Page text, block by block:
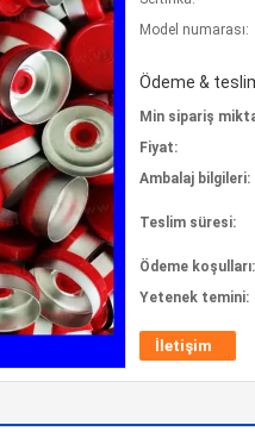
Model numarası:
Ödeme &
Min sipariş
Fiyat:
Ambalaj bilgileri:
Teslim süresi:
Ödeme koşulları:
Yetenek temini:
İletişim